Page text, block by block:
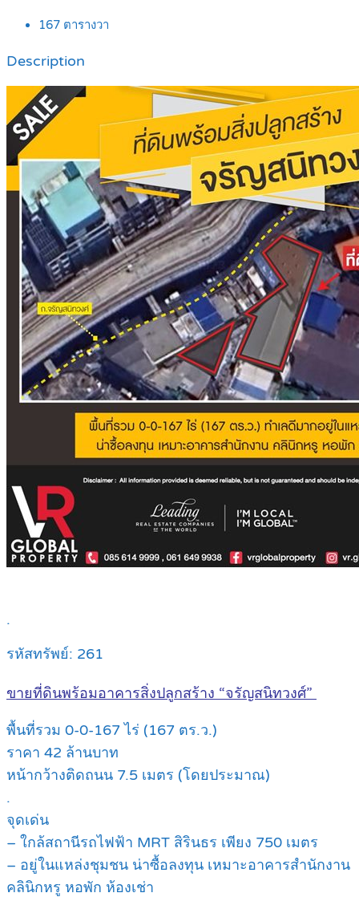
167 ตารางวา
Description
.
รหัสทรัพย์: 261
ขายที่ดินพร้อมอาคารสิ่งปลูกสร้าง “จรัญสนิทวงศ์”
พื้นที่รวม 0-0-167 ไร่ (167 ตร.ว.)
ราคา 42 ล้านบาท
หน้ากว้างติดถนน 7.5 เมตร (โดยประมาณ)
.
จุดเด่น
– ใกล้สถานีรถไฟฟ้า MRT สิรินธร เพียง 750 เมตร
– อยู่ในแหล่งชุมชน น่าซื้อลงทุน เหมาะอาคารสำนักงาน
คลินิกหรู หอพัก ห้องเช่า